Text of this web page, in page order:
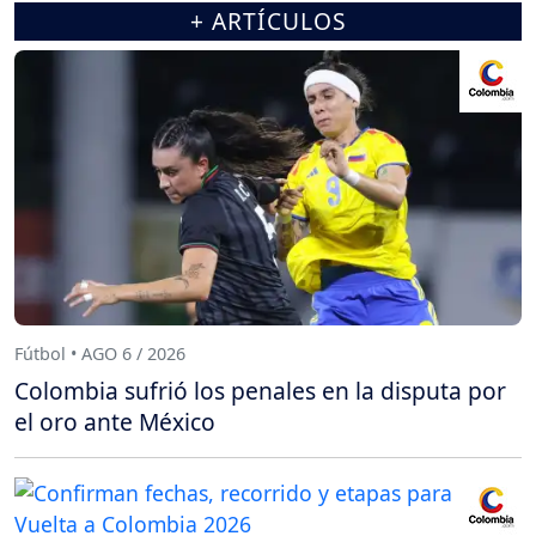
+ ARTÍCULOS
Fútbol • AGO 6 / 2026
Colombia sufrió los penales en la disputa por
el oro ante México